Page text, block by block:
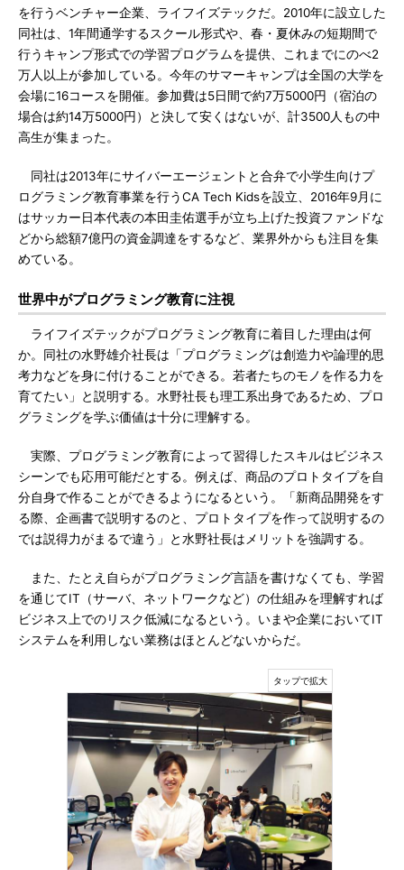
を行うベンチャー企業、ライフイズテックだ。2010年に設立した
同社は、1年間通学するスクール形式や、春・夏休みの短期間で
行うキャンプ形式での学習プログラムを提供、これまでにのべ2
万人以上が参加している。今年のサマーキャンプは全国の大学を
会場に16コースを開催。参加費は5日間で約7万5000円（宿泊の
場合は約14万5000円）と決して安くはないが、計3500人もの中
高生が集まった。
同社は2013年にサイバーエージェントと合弁で小学生向けプ
ログラミング教育事業を行うCA Tech Kidsを設立、2016年9月に
はサッカー日本代表の本田圭佑選手が立ち上げた投資ファンドな
どから総額7億円の資金調達をするなど、業界外からも注目を集
めている。
世界中がプログラミング教育に注視
ライフイズテックがプログラミング教育に着目した理由は何
か。同社の水野雄介社長は「プログラミングは創造力や論理的思
考力などを身に付けることができる。若者たちのモノを作る力を
育てたい」と説明する。水野社長も理工系出身であるため、プロ
グラミングを学ぶ価値は十分に理解する。
実際、プログラミング教育によって習得したスキルはビジネス
シーンでも応用可能だとする。例えば、商品のプロトタイプを自
分自身で作ることができるようになるという。「新商品開発をす
る際、企画書で説明するのと、プロトタイプを作って説明するの
では説得力がまるで違う」と水野社長はメリットを強調する。
また、たとえ自らがプログラミング言語を書けなくても、学習
を通じてIT（サーバ、ネットワークなど）の仕組みを理解すれば
ビジネス上でのリスク低減になるという。いまや企業においてIT
システムを利用しない業務はほとんどないからだ。